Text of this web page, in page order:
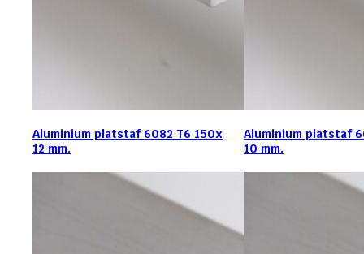
Aluminium platstaf 6082 T6 150x
12 mm.
Aluminium platstaf
10 mm.